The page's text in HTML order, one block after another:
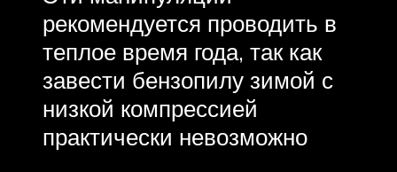
рекомендуется проводить в
теплое время года, так как
завести бензопилу зимой с
низкой компрессией
практически невозможно